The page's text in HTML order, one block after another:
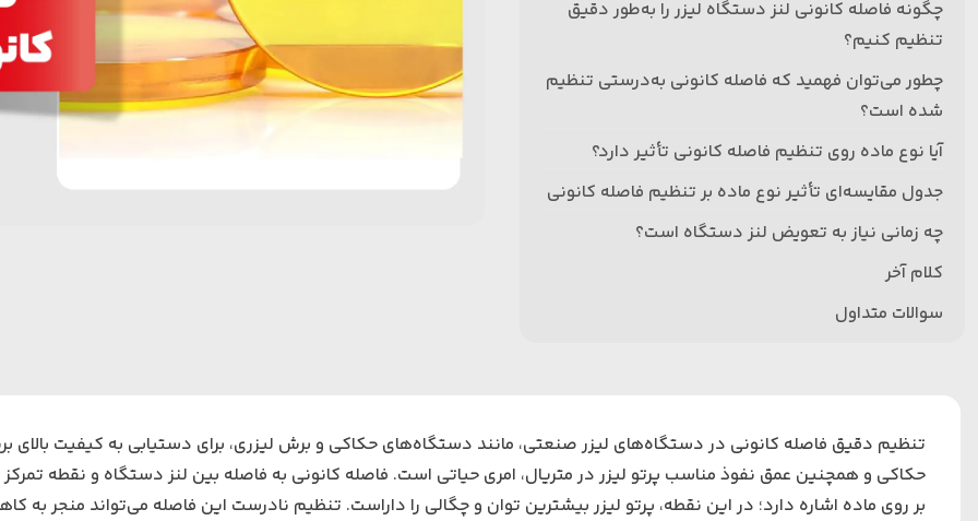
چگونه فاصله کانونی لنز دستگاه لیزر را به‌طور دقیق
تنظیم کنیم؟
چطور می‌توان فهمید که فاصله کانونی به‌درستی تنظیم
شده است؟
آیا نوع ماده روی تنظیم فاصله کانونی تأثیر دارد؟
جدول مقایسه‌ای تأثیر نوع ماده بر تنظیم فاصله کانونی
چه زمانی نیاز به تعویض لنز دستگاه است؟
کلام آخر
سوالات متداول
تنظیم دقیق فاصله کانونی در دستگاه‌های لیزر صنعتی، مانند دستگاه‌های حکاکی و برش لیزری، برای دستیابی به کیفیت بالای
حکاکی و همچنین عمق نفوذ مناسب پرتو لیزر در متریال، امری حیاتی است. فاصله کانونی به فاصله بین لنز دستگاه و نقطه تمرکز
بر روی ماده اشاره دارد؛ در این نقطه، پرتو لیزر بیشترین توان و چگالی را داراست. تنظیم نادرست این فاصله می‌تواند منجر به